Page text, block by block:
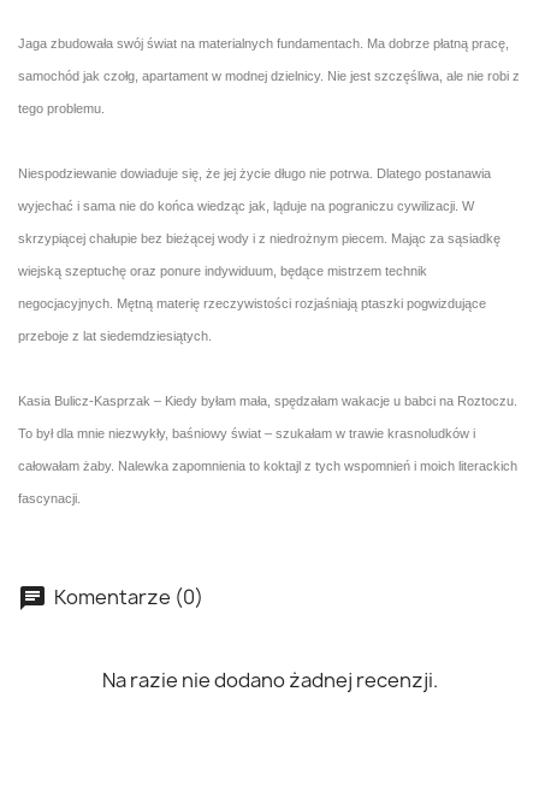
Jaga zbudowała swój świat na materialnych fundamentach. Ma dobrze płatną pracę,
samochód jak czołg, apartament w modnej dzielnicy. Nie jest szczęśliwa, ale nie robi z
tego problemu.
Niespodziewanie dowiaduje się, że jej życie długo nie potrwa. Dlatego postanawia
wyjechać i sama nie do końca wiedząc jak, ląduje na pograniczu cywilizacji. W
skrzypiącej chałupie bez bieżącej wody i z niedrożnym piecem. Mając za sąsiadkę
wiejską szeptuchę oraz ponure indywiduum, będące mistrzem technik
negocjacyjnych. Mętną materię rzeczywistości rozjaśniają ptaszki pogwizdujące
przeboje z lat siedemdziesiątych.
Kasia Bulicz-Kasprzak – Kiedy byłam mała, spędzałam wakacje u babci na Roztoczu.
To był dla mnie niezwykły, baśniowy świat – szukałam w trawie krasnoludków i
całowałam żaby. Nalewka zapomnienia to koktajl z tych wspomnień i moich literackich
fascynacji.
Komentarze (0)
Na razie nie dodano żadnej recenzji.